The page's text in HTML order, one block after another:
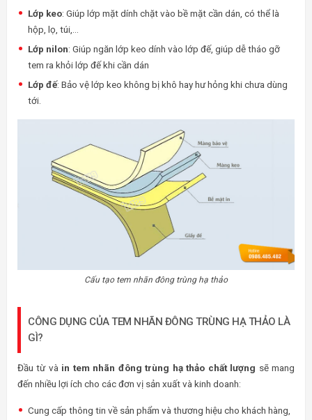
Lớp keo: Giúp lớp mặt dính chặt vào bề mặt cần dán, có thể là
hộp, lọ, túi,…
Lớp nilon: Giúp ngăn lớp keo dính vào lớp đế, giúp dễ tháo gỡ
tem ra khỏi lớp đế khi cần dán
Lớp đế: Bảo vệ lớp keo không bị khô hay hư hỏng khi chưa dùng
tới.
Cấu tạo tem nhãn đông trùng hạ thảo
CÔNG DỤNG CỦA TEM NHÃN ĐÔNG TRÙNG HẠ THẢO LÀ
GÌ?
Đầu từ và in tem nhãn đông trùng hạ thảo chất lượng sẽ mang
đến nhiều lợi ích cho các đơn vị sản xuất và kinh doanh:
Cung cấp thông tin về sản phẩm và thương hiệu cho khách hàng,